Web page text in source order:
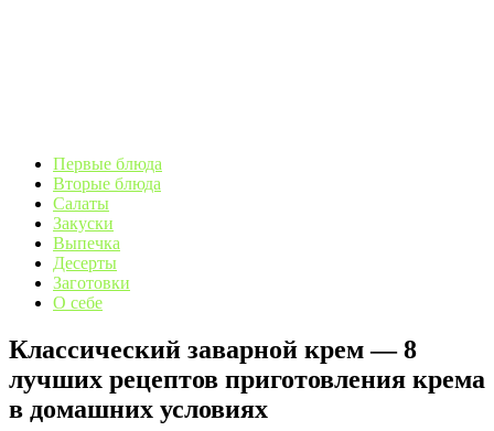
Первые блюда
Вторые блюда
Салаты
Закуски
Выпечка
Десерты
Заготовки
О себе
Классический заварной крем — 8
лучших рецептов приготовления крема
в домашних условиях